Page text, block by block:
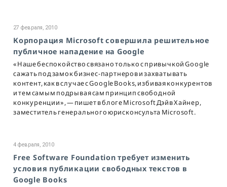
27 февраля, 2010
Корпорация Microsoft совершила решительное
публичное нападение на Google
«Наше беспокойство связано только с привычкой Google
сажать под замок бизнес-партнеров и захватывать
контент, как в случае с Google Books, избивая конкурентов
и тем самым подрывая сам принцип свободной
конкуренции», — пишет в блоге Microsoft Дэйв Хайнер,
заместитель генерального юрисконсульта Microsoft.
4 февраля, 2010
Free Software Foundation требует изменить
условия публикации свободных текстов в
Google Books